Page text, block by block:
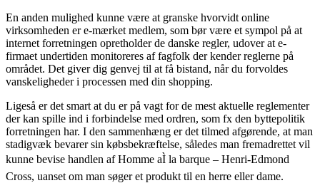
En anden mulighed kunne være at granske hvorvidt online
virksomheden er e-mærket medlem, som bør være et sympol på at
internet forretningen opretholder de danske regler, udover at e-
firmaet undertiden monitoreres af fagfolk der kender reglerne på
området. Det giver dig genvej til at få bistand, når du forvoldes
vanskeligheder i processen med din shopping.
Ligeså er det smart at du er på vagt for de mest aktuelle reglementer
der kan spille ind i forbindelse med ordren, som fx den byttepolitik
forretningen har. I den sammenhæng er det tilmed afgørende, at man
stadigvæk bevarer sin købsbekræftelse, således man fremadrettet vil
kunne bevise handlen af Homme aÌ la barque – Henri-Edmond
Cross, uanset om man søger et produkt til en herre eller dame.